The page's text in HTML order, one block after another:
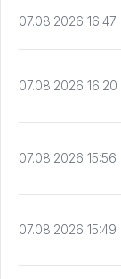
07.08.2026 16:47
07.08.2026 16:20
07.08.2026 15:56
07.08.2026 15:49